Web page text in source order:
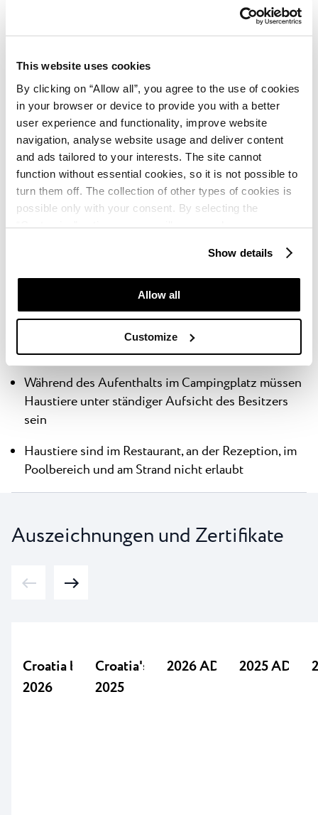
This website uses cookies
By clicking on “Allow all”, you agree to the use of cookies
in your browser or device to provide you with a better
user experience and functionality, improve website
navigation, analyse website usage and deliver content
and ads tailored to your interests. The site cannot
function without essential cookies, so it is not possible to
turn them off. The collection of other types of cookies is
possible only with your consent. By selecting the
“Customise” option, a menu will appear where you can
which purposes we may process your data. You can
manage your “Details” selection in your browser at any
Show details
Allow all
Customize
Pepi Club (von 4 bis 12 Jahre) morgens und
Kinderabendprogramme (sechs Tage die Woche)
Haustiere
Camping Savudrija ist pet friendly
Duschen für Haustiere, Sanitärblock 4
Haustierfutter wird in Supermärkten verkauft
Während des Aufenthalts im Campingplatz müssen
Haustiere unter ständiger Aufsicht des Besitzers
sein
Haustiere sind im Restaurant, an der Rezeption, im
Poolbereich und am Strand nicht erlaubt
Auszeichnungen und Zertifikate
Croatia best campsite
2026
Croatia's Best Campsite
2025
2026 ADAC 42025 ADAC